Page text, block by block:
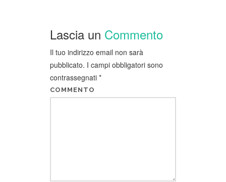
Lascia un Commento
Il tuo indirizzo email non sarà
pubblicato. I campi obbligatori sono
contrassegnati *
COMMENTO